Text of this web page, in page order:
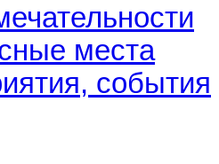
места
события